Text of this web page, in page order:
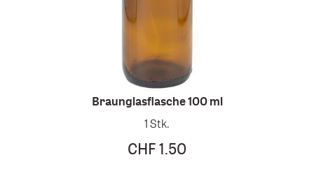
Braunglasflasche 100 ml
1 Stk.
CHF 1.50